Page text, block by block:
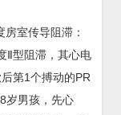
室传导阻滞：
Ⅱ型阻滞，其心电
第1个搏动的PR
岁男孩，先心